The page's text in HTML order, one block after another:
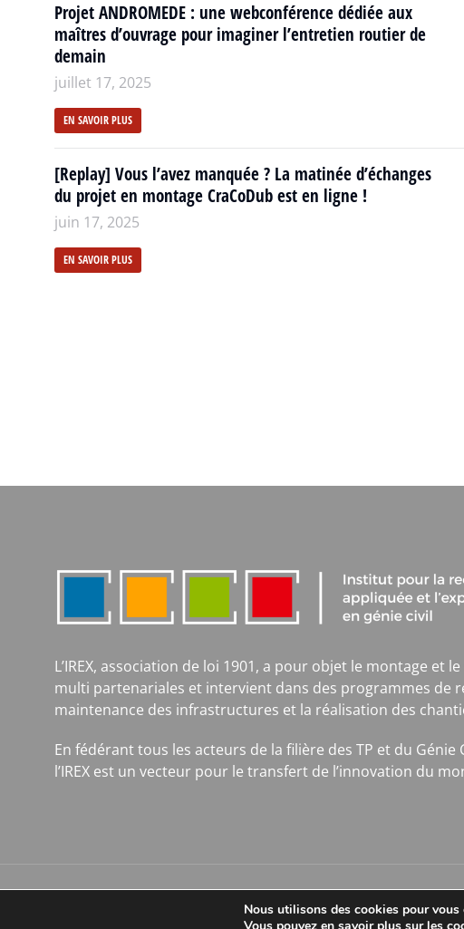
Projet ANDROMEDE : une webconférence dédiée aux
maîtres d’ouvrage pour imaginer l’entretien routier de
demain
juillet 17, 2025
EN SAVOIR PLUS
[Replay] Vous l’avez manquée ? La matinée d’échanges
du projet en montage CraCoDub est en ligne !
juin 17, 2025
EN SAVOIR PLUS
L’IREX, association de loi 1901, a pour objet le montage et
multi partenariales et intervient dans des programmes de
maintenance des infrastructures et la réalisation des
En fédérant tous les acteurs de la filière des TP et du
l’IREX est un vecteur pour le transfert de l’innovation du
© 2025 IREX – 9 rue de Berri 75008 PARIS – Tous droits réservés
Nous utilisons des cookies pour